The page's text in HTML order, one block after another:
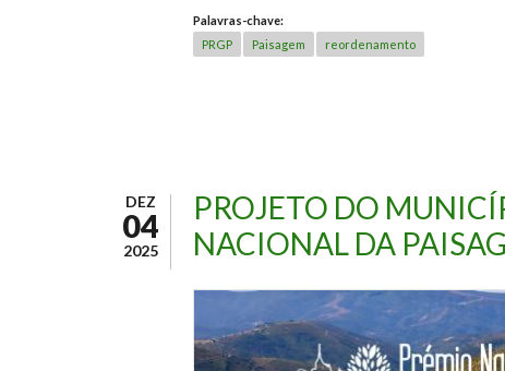
Palavras-chave:
PRGP
Paisagem reordenamento
DEZ
04
2025
PROJETO DO
NACIONAL DA